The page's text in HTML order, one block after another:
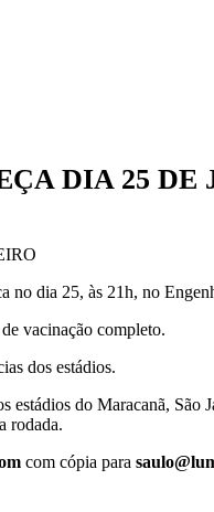
DIA 25 DE
no dia 25, às 21h, no
vacinação completo.
dos estádios.
estádios do Maracanã,
rodada.
com cópia para